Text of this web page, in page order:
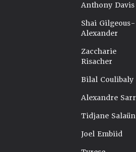
Anthony Davis
Shai Gilgeous-
Alexander
Zaccharie
Risacher
Bilal Coulibaly
Alexandre Sarr
Tidjane Salaün
Joel Embiid